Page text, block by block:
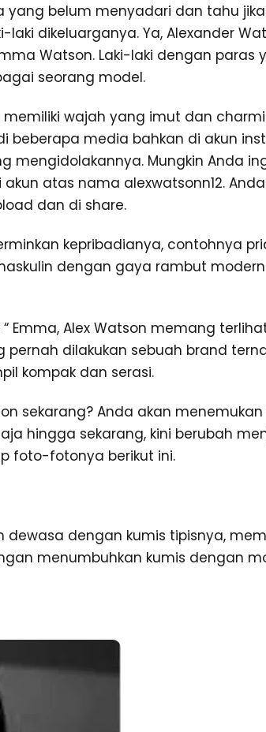
yang belum menyadari dan tahu
dikeluarganya. Ya, Alexander
Watson. Laki-laki dengan paras
seorang model.
wajah yang imut dan
beberapa media bahkan di akun
Mungkin Anda
atas nama alexwatsonn12.
dan di share.
kepribadianya, contohnya
dengan gaya rambut
Emma, Alex Watson memang
dilakukan sebuah brand
kompak dan serasi.
sekarang? Anda akan
hingga sekarang, kini berubah
foto-fotonya berikut ini.
dewasa dengan kumis tipisnya,
menumbuhkan kumis dengan